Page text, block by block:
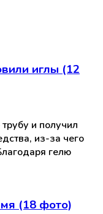
иглы (12
и получил
из-за чего
гелю
(18 фото)